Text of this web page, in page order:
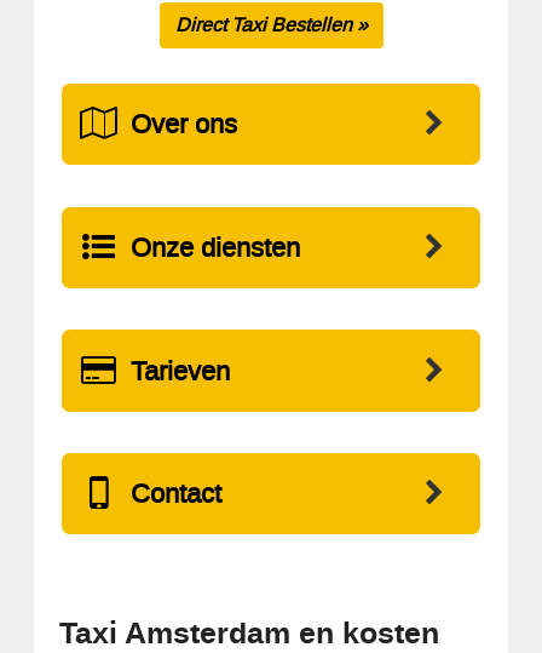
Direct Taxi Bestellen »
Over ons
Onze diensten
Tarieven
Contact
Taxi Amsterdam en kosten